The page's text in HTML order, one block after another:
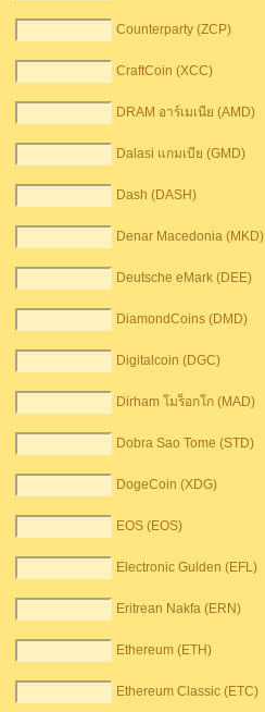
Counterparty (ZCP)
CraftCoin (XCC)
DRAM อาร์เมเนีย (AMD)
Dalasi แกมเบีย (GMD)
Dash (DASH)
Denar Macedonia (MKD)
Deutsche eMark (DEE)
DiamondCoins (DMD)
Digitalcoin (DGC)
Dirham โมร็อกโก (MAD)
Dobra Sao Tome (STD)
DogeCoin (XDG)
EOS (EOS)
Electronic Gulden (EFL)
Eritrean Nakfa (ERN)
Ethereum (ETH)
Ethereum Classic (ETC)